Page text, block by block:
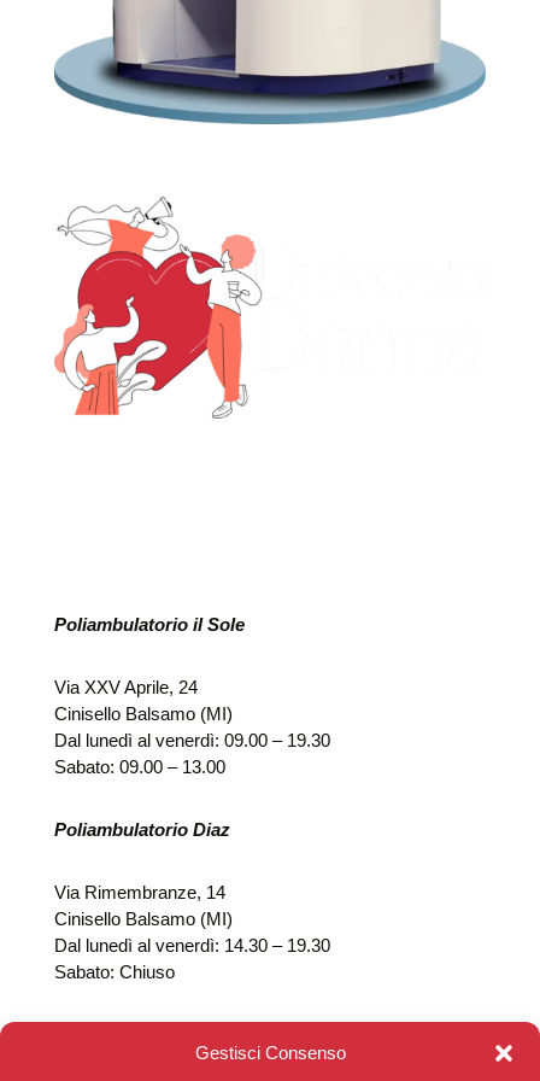
Gestisci Consenso
Poliambulatorio il Sole
Via XXV Aprile, 24
Cinisello Balsamo (MI)
Dal lunedì al venerdì: 09.00 – 19.30
Sabato: 09.00 – 13.00
Poliambulatorio Diaz
Via Rimembranze, 14
Cinisello Balsamo (MI)
Dal lunedì al venerdì: 14.30 – 19.30
Sabato: Chiuso